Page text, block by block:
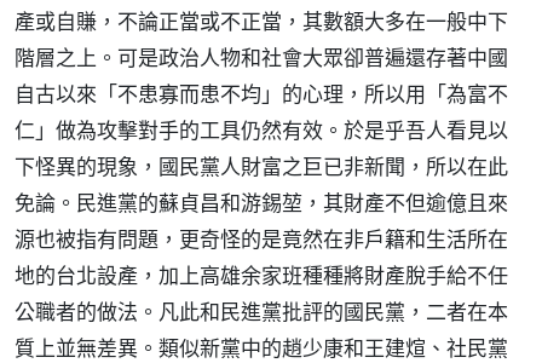
產或自賺，不論正當或不正當，其數額大多在一般中下
階層之上。可是政治人物和社會大眾卻普遍還存著中國
自古以來「不患寡而患不均」的心理，所以用「為富不
仁」做為攻擊對手的工具仍然有效。於是乎吾人看見以
下怪異的現象，國民黨人財富之巨已非新聞，所以在此
免論。民進黨的蘇貞昌和游錫堃，其財產不但逾億且來
源也被指有問題，更奇怪的是竟然在非戶籍和生活所在
地的台北設產，加上高雄余家班種種將財產脫手給不任
公職者的做法。凡此和民進黨批評的國民黨，二者在本
質上並無差異。類似新黨中的趙少康和王建煊、社民黨